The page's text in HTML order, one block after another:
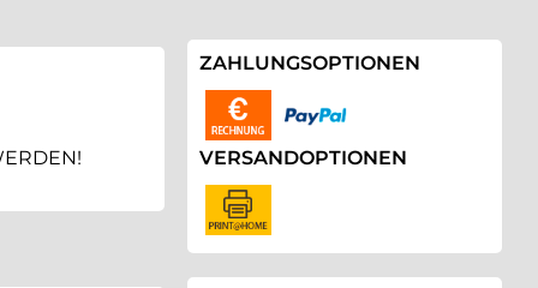
ZAHLUNGSOPTIONEN
VERSANDOPTIONEN